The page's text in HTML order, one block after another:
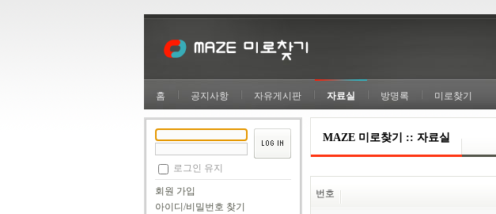
홈 공지사항 자유게시판 자료실 방명록 미로찾기
로그인 유지
회원 가입
아이디/비밀번호 찾기
MAZE 미로찾기 :: 자료실
번호